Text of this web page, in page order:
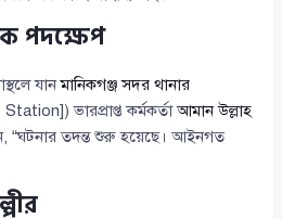
পদক্ষেপ
যানমানিকগঞ্জ সদর থানার
ভারপ্রাপ্ত কর্মকর্তাআমান উল্লাহ
“ঘটনার তদন্ত শুরু হয়েছে। আইনগত